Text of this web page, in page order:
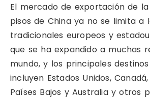
El mercado de exportación de
pisos de China ya no se limita a
tradicionales europeos y
que se ha expandido a muchas
mundo, y los principales
incluyen Estados Unidos,
Países Bajos y Australia y otros